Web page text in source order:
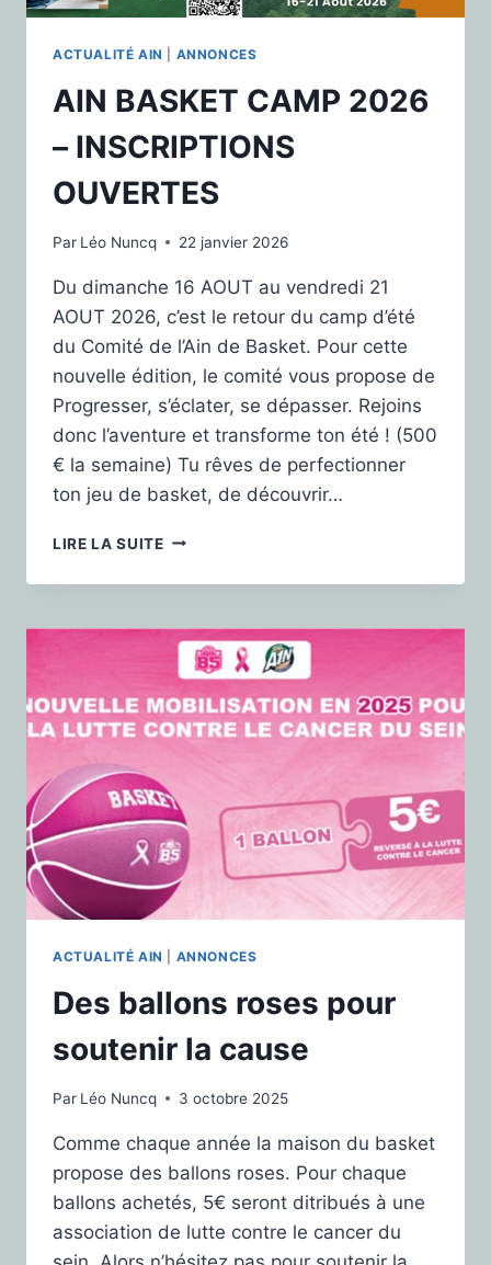
ACTUALITÉ AIN ANNONCES
AIN BASKET CAMP 2026
– INSCRIPTIONS
OUVERTES
Par Léo Nuncq 22 janvier 2026
Du dimanche 16 AOUT au vendredi 21
AOUT 2026, c’est le retour du camp d’été
du Comité de l’Ain de Basket. Pour cette
nouvelle édition, le comité vous propose de
Progresser, s’éclater, se dépasser. Rejoins
donc l’aventure et transforme ton été ! (500
€ la semaine) Tu rêves de perfectionner
ton jeu de basket, de découvrir…
LIRE LA SUITE
ACTUALITÉ AIN ANNONCES
Des ballons roses pour
soutenir la cause
Par Léo Nuncq 3 octobre 2025
Comme chaque année la maison du basket
propose des ballons roses. Pour chaque
ballons achetés, 5€ seront ditribués à une
association de lutte contre le cancer du